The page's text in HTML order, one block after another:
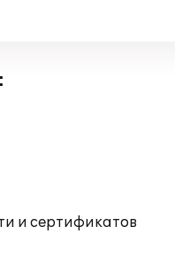
и сертификатов